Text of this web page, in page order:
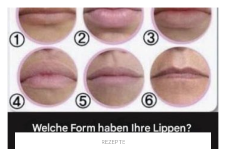
REZEPTE